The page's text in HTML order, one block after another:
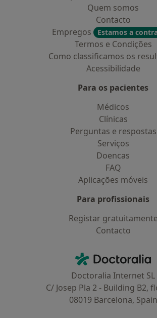
Quem somos
Contacto
Empregos
Estamos a
Termos e Condições
Como classificamos os
Acessibilidade
Para os pacientes
Médicos
Clínicas
Perguntas e respostas
Serviços
Doencas
FAQ
Aplicações móveis
Para profissionais
Registar gratuitamente
Contacto
Doctoralia -
Doctoralia Internet SL
C/ Josep Pla 2 - Building B2,
08019 Barcelona, Spain